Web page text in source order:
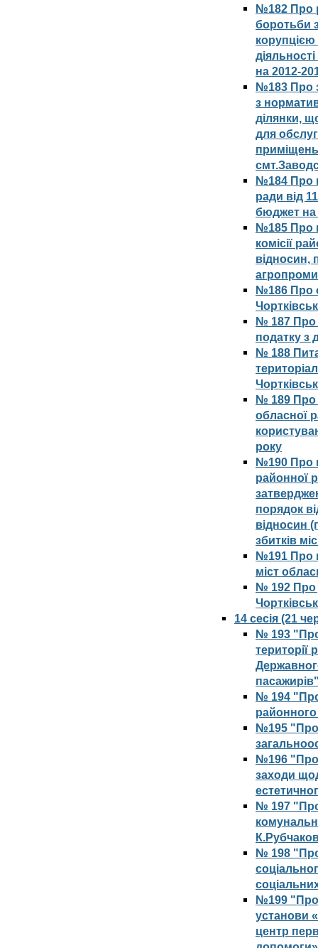
№182 Про
боротьби
корупцією
на 2012-
№183 Про
з
ділянки,
для
№184 Про
ради від
бюджет на
№185 Про
комісії
відносин,
№186 Про
№ 187 Про
податку з
№ 188
№ 189 Про
обласної
року
№190 Про
районної
порядок
відносин
збитків
№191 Про
міст
№ 192 Про
14 сесія (21
№ 193
території
№ 194 "Про
№195 "Про
№196 "Про
заходи
№ 197 "Про
№ 198 "Про
№199 "Про
установи
центр